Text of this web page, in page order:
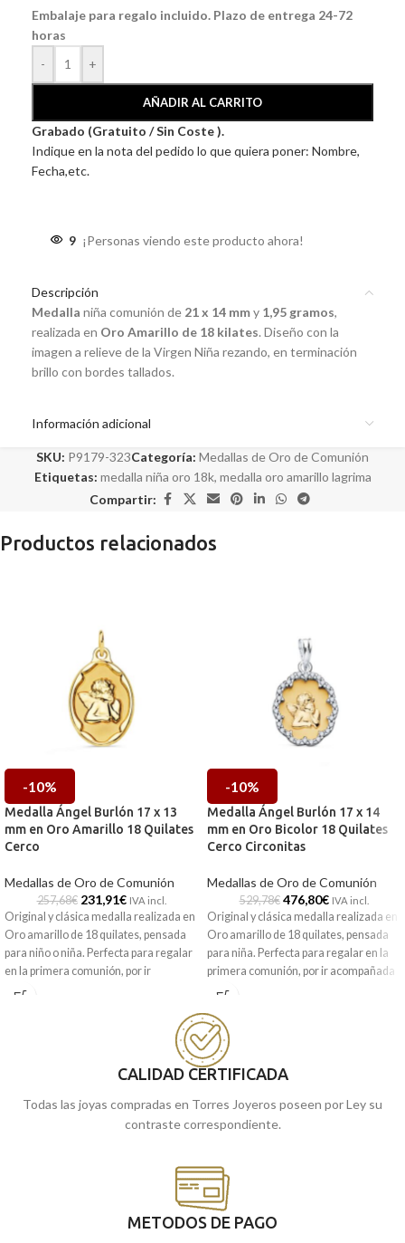
Embalaje para regalo incluido. Plazo de entrega 24-72
horas
-
+
AÑADIR AL CARRITO
Grabado (Gratuito / Sin Coste ).
Indique en la nota del pedido lo que quiera poner: Nombre,
Fecha,etc.
9 ¡Personas viendo este producto ahora!
Descripción
Medalla niña comunión de 21 x 14 mmy 1,95 gramos,
realizada en Oro Amarillo de 18 kilates. Diseño con la
imagen a relieve de la Virgen Niña rezando, en terminación
brillo con bordes tallados.
Información adicional
SKU: P9179-323Categoría: Medallas de Oro de Comunión
Etiquetas: medalla niña oro 18k, medalla oro amarillo lagrima
Compartir:
Productos relacionados
-10%
Medalla Ángel Burlón 17 x 13
mm en Oro Amarillo 18 Quilates
Cerco
Medallas de Oro de Comunión
257,68€ 231,91€ IVA incl.
Original y clásica medalla realizada en
Oro amarillo de 18 quilates, pensada
para niño o niña. Perfecta para regalar
en la primera comunión, por ir
acompañada del cariñoso y protector
tiendas de Málaga y Melilla, o si lo
prefieres, encargarla online y te la
-10%
Medalla Ángel Burlón 17 x 14
mm en Oro Bicolor 18 Quilates
Cerco Circonitas
Medallas de Oro de Comunión
529,78€ 476,80€ IVA incl.
Original y clásica medalla realizada en
Oro amarillo de 18 quilates, pensada
para niña. Perfecta para regalar en la
primera comunión, por ir acompañada
del cariñoso y protector Ángel Burlón".
Puedes encontrarla en nuestras
tiendas de Málaga y Melilla, o si lo
prefieres, encargarla online y te la
enviamos a casa.
CALIDAD CERTIFICADA
Todas las joyas compradas en Torres Joyeros poseen por Ley su
contraste correspondiente.
METODOS DE PAGO